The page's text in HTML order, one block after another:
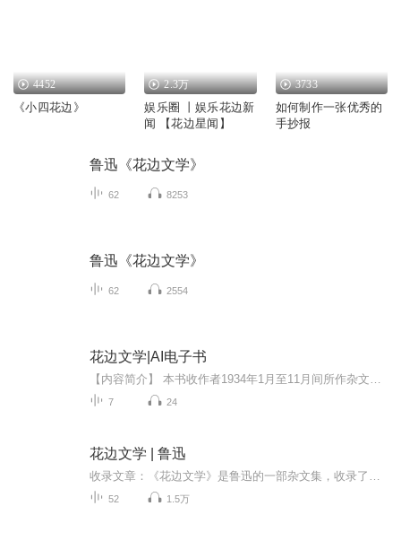
4452
《小四花边》
2.3万
娱乐圈 丨娱乐花边新
闻 【花边星闻】
3733
如何制作一张优秀的
手抄报
鲁迅《花边文学》
62 8253
鲁迅《花边文学》
62 2554
花边文学|AI电子书
7 24
花边文学 | 鲁迅
52 1.5万